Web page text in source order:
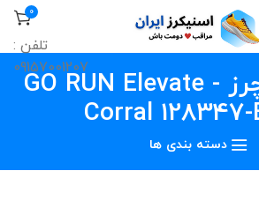
0
تلفن :
09157001207
کفش اسکچرز GO RUN Elevate -
Corral 128347-
دسته بندی ها